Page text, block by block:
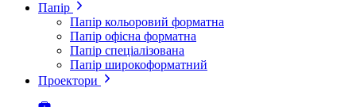
Папір
Папір кольоровий форматна
Папір офісна форматна
Папір спеціалізована
Папір широкоформатний
Проектори